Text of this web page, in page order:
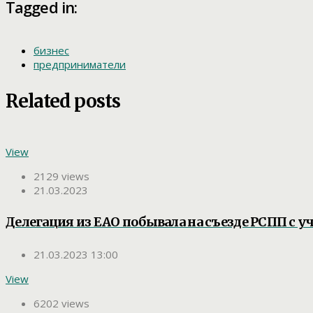
Tagged in:
бизнес
предприниматели
Related posts
View
2129 views
21.03.2023
Делегация из ЕАО побывала на съезде РСПП с
21.03.2023 13:00
View
6202 views